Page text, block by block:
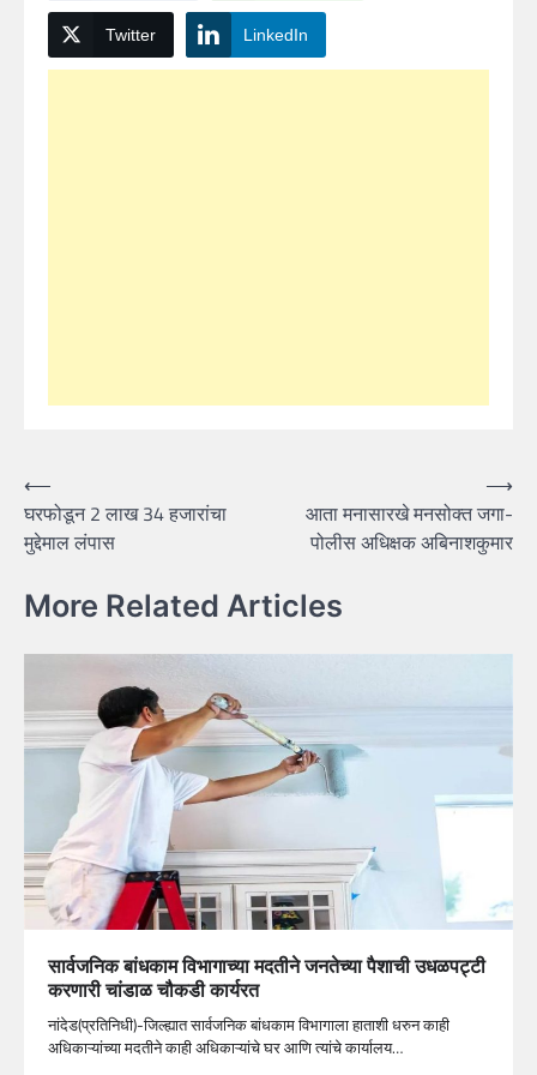
Twitter LinkedIn
Post
navigation
⟵
घरफोडून 2 लाख 34 हजारांचा
मुद्देमाल लंपास
आता मनासारखे मनसोक्त जगा-
पोलीस अधिक्षक अबिनाशकुमार
⟶
More Related Articles
सार्वजनिक बांधकाम विभागाच्या मदतीने जनतेच्या पैशाची उधळपट्टी
करणारी चांडाळ चौकडी कार्यरत
नांदेड(प्रतिनिधी)-जिल्ह्यात सार्वजनिक बांधकाम विभागाला हाताशी धरुन काही
अधिकाऱ्यांच्या मदतीने काही अधिकाऱ्यांचे घर आणि त्यांचे कार्यालय…